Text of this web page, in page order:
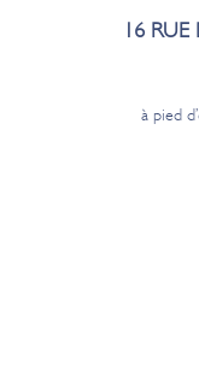
16 RUE
à pied